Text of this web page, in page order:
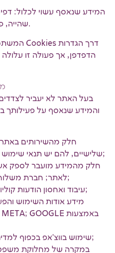
שהייה, פעולות שבוצעו ומקורות תנועה.
הדפדפן, אך פעולה זו
בעל האתר לא יעביר
והמידע שנאסף על פעילותך
חלק מהשירותים באתר
שלישיים, להם יש תנאי שימוש ומדיניות פרטיות נפרדת;
חלק מהמידע מועבר לספק
לאתר; חברת משלוחים; חברת סליקה; דיוור;
עיבוד ואחסון הודעות קוליות על ידי מספק השירות;
מידע אודות השימוש
שימוש בווצ'אפ בכפוף למדיניות פרטיות של וואצ'אפ;
במקרה של מחלוקת